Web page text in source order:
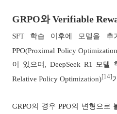
GRPO와 Verifiable
SFT 학습 이후에 모델을 추
PPO(Proximal Policy
이 있으며, DeepSeek R1 모델
Relative Policy Optimization)[14]
GRPO의 경우 PPO의 변형으로